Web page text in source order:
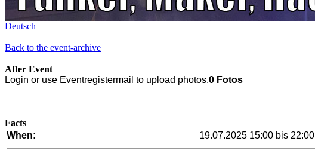
Deutsch
Back to the event-archive
After Event
Login or use Eventregistermail to upload photos.0 Fotos
Facts
When:
19.07.2025 15:00 bis 22:00